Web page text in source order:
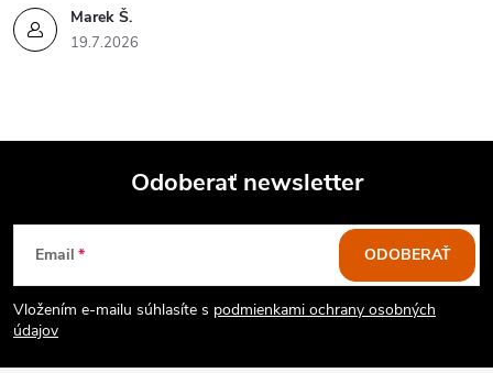
Marek Š.
19.7.2026
Z
á
p
Odoberať newsletter
Email
Vložením e-mailu súhlasíte s podmienkami ochrany osobných
údajov
ODOBERAŤ